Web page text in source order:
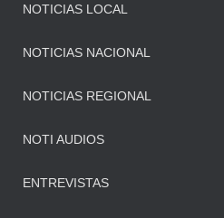
NOTICIAS LOCAL
NOTICIAS NACIONAL
NOTICIAS REGIONAL
NOTI AUDIOS
ENTREVISTAS